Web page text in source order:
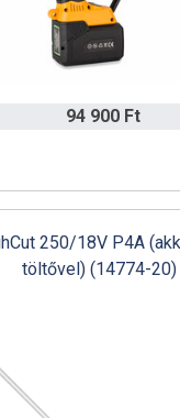
talajtömörítő gép
építőipari gép
94 900 Ft
250/18V P4A
töltővel) (14774-20)